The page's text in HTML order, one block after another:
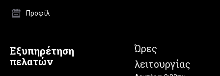
Προφίλ
Εξυπηρέτηση
πελατών
Ώρες
λειτουργίας